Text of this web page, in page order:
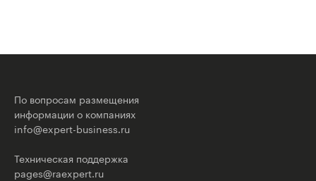
По вопросам размещения
информации о компаниях
info@expert-business.ru
Техническая поддержка
pages@raexpert.ru